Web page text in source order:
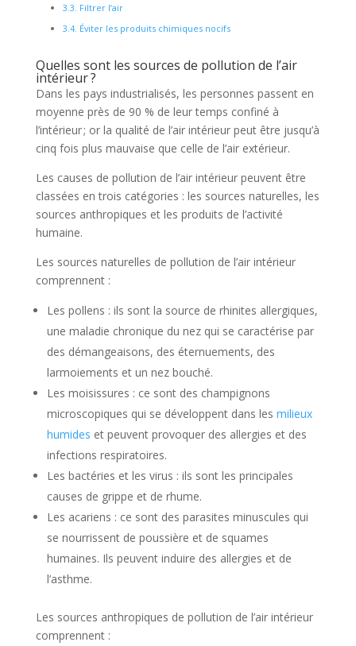
3.3. Filtrer l’air
3.4. Éviter les produits chimiques nocifs
Quelles sont les sources de pollution de l’air
intérieur ?
Dans les pays industrialisés, les personnes passent en
moyenne près de 90 % de leur temps confiné à
l’intérieur ; or la qualité de l’air intérieur peut être jusqu’à
cinq fois plus mauvaise que celle de l’air extérieur.
Les causes de pollution de l’air intérieur peuvent être
classées en trois catégories : les sources naturelles, les
sources anthropiques et les produits de l’activité
humaine.
Les sources naturelles de pollution de l’air intérieur
comprennent :
Les pollens : ils sont la source de rhinites allergiques,
une maladie chronique du nez qui se caractérise par
des démangeaisons, des éternuements, des
larmoiements et un nez bouché.
Les moisissures : ce sont des champignons
microscopiques qui se développent dans les milieux
humides et peuvent provoquer des allergies et des
infections respiratoires.
Les bactéries et les virus : ils sont les principales
causes de grippe et de rhume.
Les acariens : ce sont des parasites minuscules qui
se nourrissent de poussière et de squames
humaines. Ils peuvent induire des allergies et de
l’asthme.
Les sources anthropiques de pollution de l’air intérieur
comprennent :